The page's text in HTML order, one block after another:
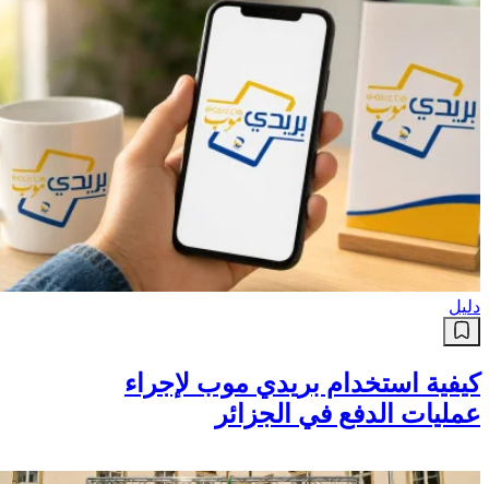
دليل
كيفية استخدام بريدي موب لإجراء
عمليات الدفع في الجزائر